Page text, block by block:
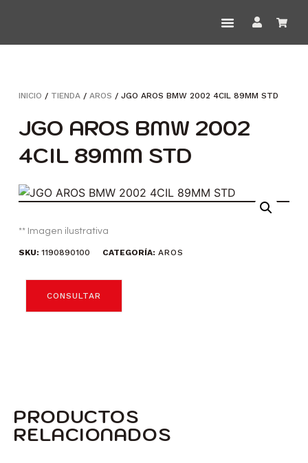
INICIO / TIENDA / AROS / JGO AROS BMW 2002 4CIL 89MM STD
JGO AROS BMW 2002
4CIL 89MM STD
** Imagen ilustrativa
SKU: 1190890100 CATEGORÍA: AROS
CONSULTAR
PRODUCTOS
RELACIONADOS